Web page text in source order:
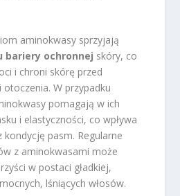
aminokwasy sprzyjają
bariery ochronnej skóry, co
i chroni skórę przed
W przypadku
pomagają w ich
i elastyczności, co wpływa
pasm. Regularne
z aminokwasami może
w postaci gładkiej,
lśniących włosów.